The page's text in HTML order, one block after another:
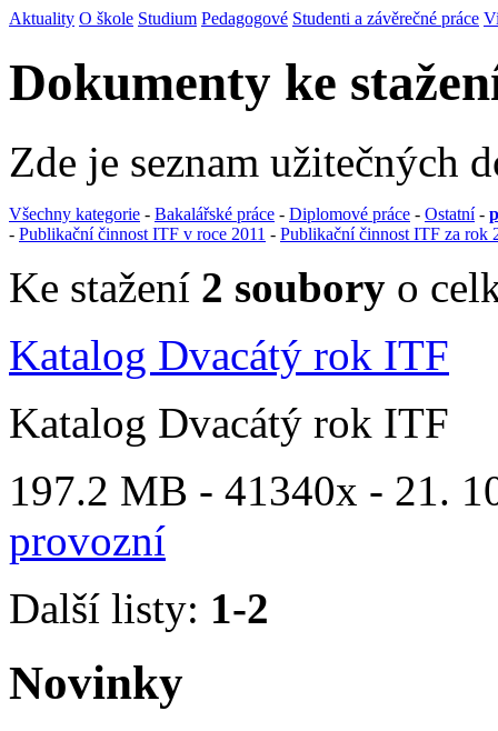
Aktuality O škole Studium Pedagogové Studenti a závěrečné práce
Dokumenty ke
Zde je seznam užitečných
Všechny kategorie - Bakalářské práce - Diplomové práce - Ostatní-
- Publikační činnost ITF v roce 2011 - Publikační činnost ITF za rok
Ke stažení 2 soubory o
Katalog Dvacátý rok ITF
Katalog Dvacátý rok ITF
197.2 MB - 41340x - 21.
provozní
Další listy: 1-2
Novinky